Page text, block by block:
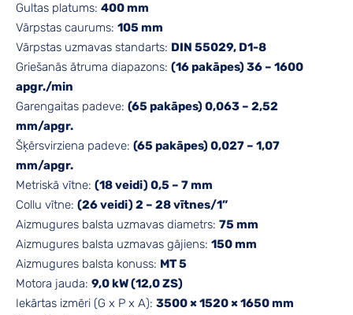
Gultas platums: 400 mm
Vārpstas caurums: 105 mm
Vārpstas uzmavas standarts: DIN 55029, D1-8
Griešanās ātruma diapazons: (16 pakāpes) 36 – 1600
apgr./min
Garengaitas padeve: (65 pakāpes) 0,063 – 2,52
mm/apgr.
Šķērsvirziena padeve: (65 pakāpes) 0,027 – 1,07
mm/apgr.
Metriskā vītne: (18 veidi) 0,5 – 7 mm
Collu vītne: (26 veidi) 2 – 28 vītnes/1”
Aizmugures balsta uzmavas diametrs: 75 mm
Aizmugures balsta uzmavas gājiens: 150 mm
Aizmugures balsta konuss: MT 5
Motora jauda: 9,0 kW (12,0 ZS)
Iekārtas izmēri (G x P x A): 3500 × 1520 × 1650 mm